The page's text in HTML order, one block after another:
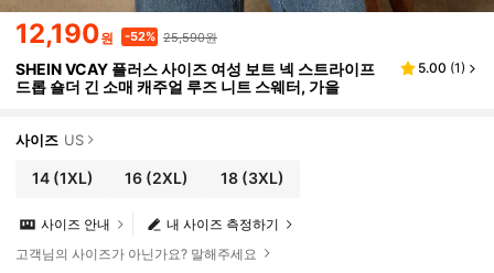
12,190원 -52% 25,590원
SHEIN VCAY 플러스 사이즈 여성 보트 넥 스트라이프
드롭 숄더 긴 소매 캐주얼 루즈 니트 스웨터, 가을
5.00 (1)
사이즈 US
14(1XL) 16 (2XL) 18(3XL)
내 사이즈 측정하기
사이즈 안내
고객님의 사이즈가 아닌가요? 말해주세요